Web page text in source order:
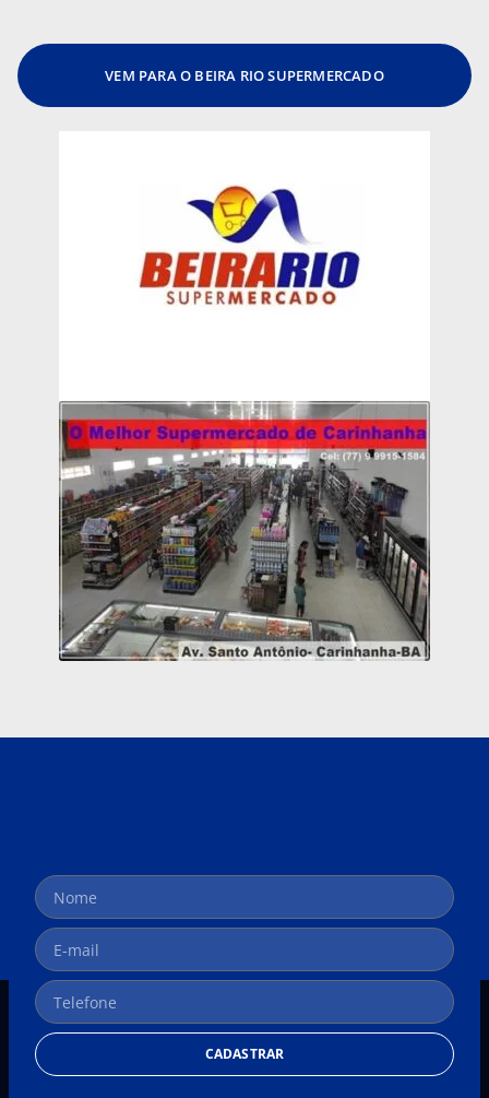
VEM PARA O BEIRA RIO SUPERMERCADO
CADASTRAR